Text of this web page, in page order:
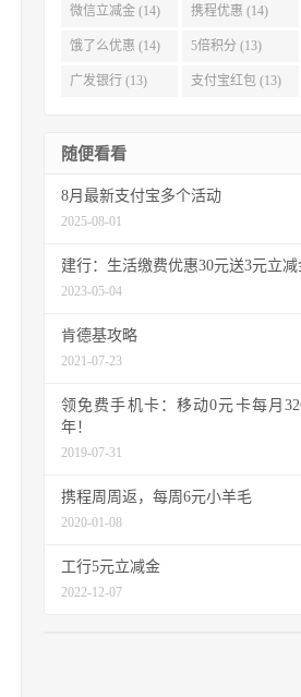
微信立减金 (14) 携程优惠 (14)
饿了么优惠 (14) 5倍积分 (13)
广发银行 (13) 支付宝红包 (13)
随便看看
8月最新支付宝多个活动
2025-08-01
建行：生活缴费优惠30元送3元立减
2023-05-04
肯德基攻略
2021-07-23
领免费手机卡：移动0元卡每月
年！
2019-07-31
携程周周返，每周6元小羊毛
2020-01-08
工行5元立减金
2022-12-07